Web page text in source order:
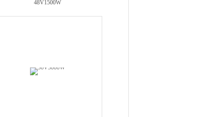
48V1500W